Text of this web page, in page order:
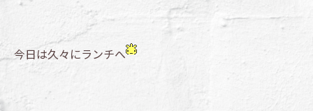
今日は久々にランチへ